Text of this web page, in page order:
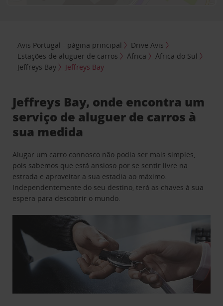
Avis Portugal - página principal
Drive Avis
Estações de aluguer de carros
África
África do Sul
Jeffreys Bay
Jeffreys Bay
Jeffreys Bay, onde encontra um
serviço de aluguer de carros à
sua medida
Alugar um carro connosco não podia ser mais simples,
pois sabemos que está ansioso por se sentir livre na
estrada e aproveitar a sua estadia ao máximo.
Independentemente do seu destino, terá as chaves à sua
espera para descobrir o mundo.